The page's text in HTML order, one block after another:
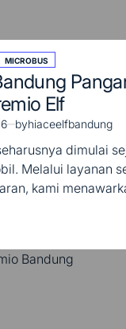
MICROBUS
Elf
byhiaceelfbandung
dimulai
Melalui layanan
kami